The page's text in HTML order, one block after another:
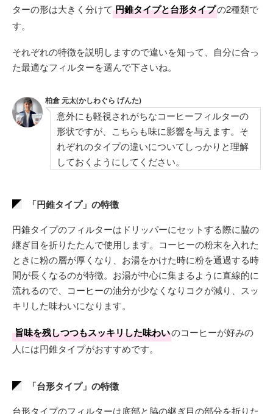
ターの形は大きく分けて 円錐タイプと台形タイプの2種類で
す。
それぞれの特徴を説明しますので違いを知って、自分に合っ
た最適なフィルターを選んで下さいね。
柏倉 元太(かしわぐら げんた)
意外にも軽視されがちなコーヒーフィルターの
形状ですが、こちらも味に影響を与えます。そ
れぞれのタイプの違いについてしっかりと理解
しておくようにしてください。
「円錐タイプ」の特徴
円錐タイプのフィルターはドリッパーにセットする際に脇の
継ぎ目を折りたたんで使用します。コーヒーの粉末を入れた
ときに粉の層が厚くなり、お湯をかけた時に粉を通過する時
間が長くなるのが特徴。お湯が中心に集まるように直線的に
流れるので、コーヒーの油分が少なくなりコクが減り、スッ
キリした味わいになります。
旨味を残しつつもスッキリした味わいのコーヒーが好みの
人には円錐タイプがおすすめです。
「台形タイプ」の特徴
台形タイプのフィルターは底部と脇の継ぎ目の部分を折りた